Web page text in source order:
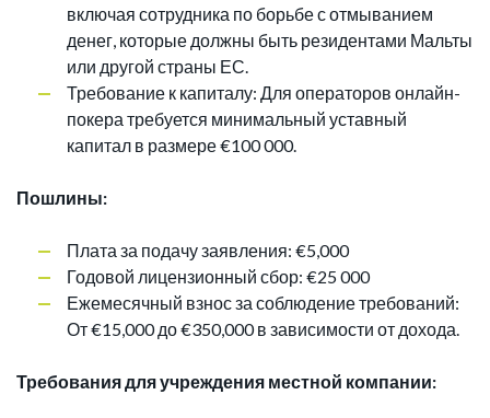
включая сотрудника по борьбе с отмыванием
денег, которые должны быть резидентами Мальты
или другой страны ЕС.
Требование к капиталу: Для операторов онлайн-
покера требуется минимальный уставный
капитал в размере €100 000.
Пошлины:
Плата за подачу заявления: €5,000
Годовой лицензионный сбор: €25 000
Ежемесячный взнос за соблюдение требований:
От €15,000 до €350,000 в зависимости от дохода.
Требования для учреждения местной компании: